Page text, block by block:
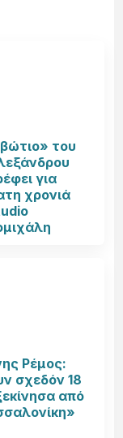
του
για
χρονιά
Ρέμος:
σχεδόν 18
από